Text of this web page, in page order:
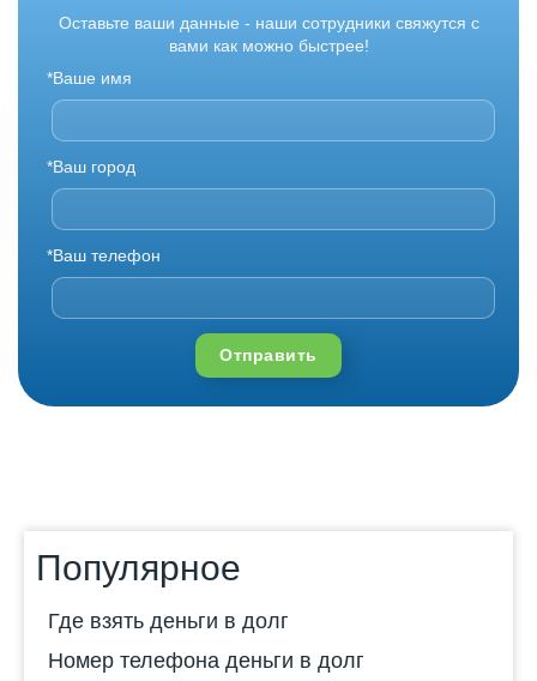
Оставьте ваши данные - наши сотрудники свяжутся с
вами как можно быстрее!
*Ваше имя
*Ваш город
*Ваш телефон
Отправить
Популярное
Где взять деньги в долг
Номер телефона деньги в долг